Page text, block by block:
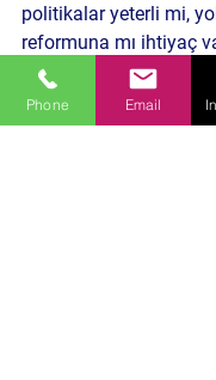
politikalar yeterli mi,
reformuna mı ihtiyaç
Politika ve Toplum
Phone Email